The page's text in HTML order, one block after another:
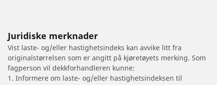
Juridiske merknader
Vist laste- og/eller hastighetsindeks kan avvike litt fra
originalstørrelsen som er angitt på kjøretøyets merking. Som
fagperson vil dekkforhandleren kunne:
1. Informere om laste- og/eller hastighetsindeksen til